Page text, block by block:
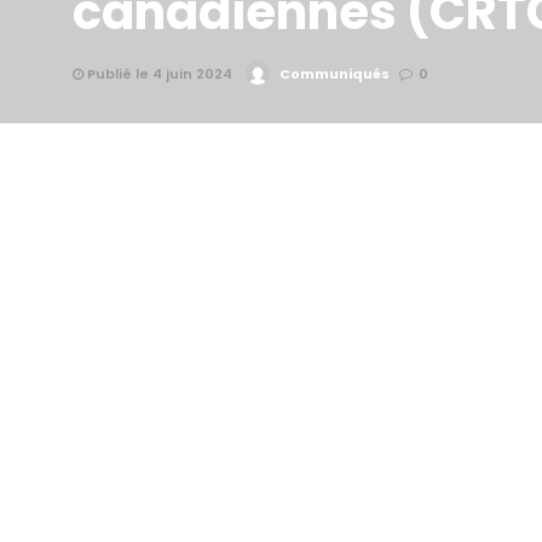
Publié le 4 juin 2024 Communiqués 0